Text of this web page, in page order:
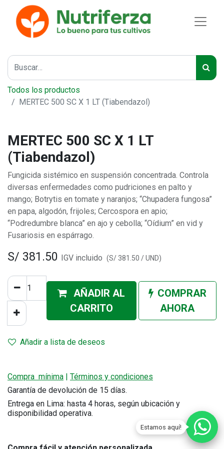
Estamos aquí!
Todos los productos
MERTEC 500 SC X 1 LT (Tiabendazol)
MERTEC 500 SC X 1 LT
(Tiabendazol)
Fungicida sistémico en suspensión concentrada. Controla
diversas enfermedades como pudriciones en palto y
mango; Botrytis en tomate y naranjos; “Chupadera fungosa”
en papa, algodón, frijoles; Cercospora en apio;
“Podredumbre blanca” en ajo y cebolla; “Oídium” en vid y
Fusariosis en espárrago.
S/ 381.50 IGV incluido (S/381.50 /UND)
AÑADIR AL
CARRITO
COMPRAR
AHORA
Añadir a lista de deseos
Compra mínima | Términos y condiciones
Garantía de devolución de 15 días.
Entrega en Lima: hasta 4 horas, según ubicación y
disponibilidad operativa.